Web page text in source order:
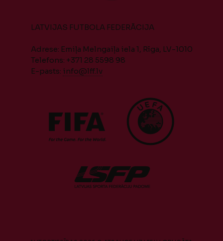
LATVIJAS FUTBOLA FEDERĀCIJA
Adrese: Emiļa Melngaiļa iela 1, Rīga, LV-1010
Telefons: +371 28 5598 98
E-pasts: info@lff.lv